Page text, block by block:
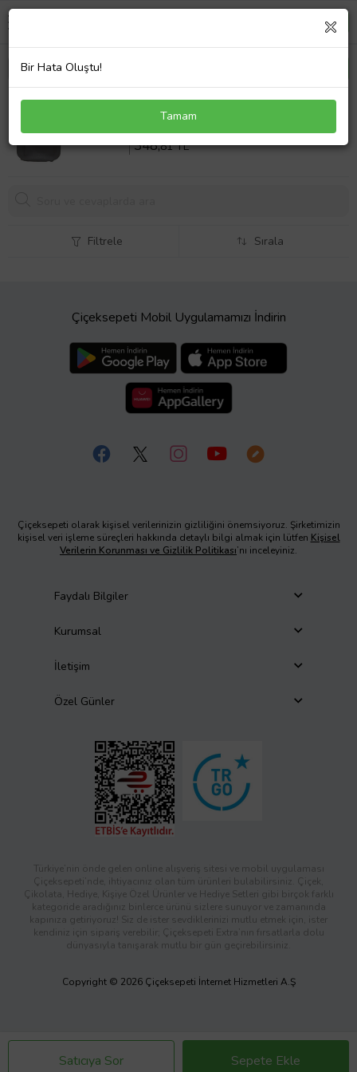
E36 Komple Vites Topuzlu Gri Yerli Üretim
Sepette %14 İndirim
348,81 TL
Satıcıya Sor Sepete Ekle
Filtrele Sırala
Çiçeksepeti Mobil Uygulamamızı İndirin
Çiçeksepeti olarak kişisel verilerinizin gizliliğini önemsiyoruz. Şirketimizin
kişisel veri işleme süreçleri hakkında detaylı bilgi almak için lütfen Kişisel
Verilerin Korunması ve Gizlilik Politikası’nı inceleyiniz.
Faydalı Bilgiler
Kurumsal
İletişim
Özel Günler
Türkiye’nin önde gelen online alışveriş sitesi ve mobil uygulaması
Çiçeksepeti’nde, ihtiyacınız olan tüm ürünleri bulabilirsiniz. Çiçek,
Çikolata, Hediye, Kişiye Özel Ürünler ve Hediye Setleri gibi birçok farklı
kategoride aradığınız binlerce ürünü sizlere sunuyor ve zamanında
kapınıza getiriyoruz! Siz de ister sevdiklerinizi mutlu etmek için, ister
kendiniz için sipariş verebilir; Çiçeksepeti Extra’nın fırsatlarla dolu
dünyasıyla tanışarak mutlu bir gün geçirebilirsiniz.
Copyright © 2026 Çiçeksepeti İnternet Hizmetleri A.Ş
Bir Hata Oluştu!
Tamam